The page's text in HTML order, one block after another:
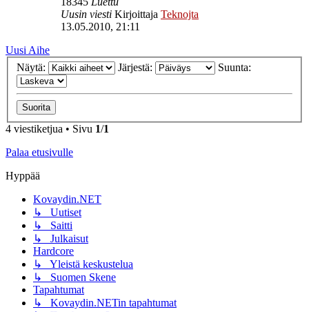
Uusin viesti Kirjoittaja Teknojta
13.05.2010, 21:11
Uusi Aihe
Näytä:
Järjestä: Suunta:
4 viestiketjua • Sivu 1/1
Palaa etusivulle
Hyppää
Kovaydin.NET
↳ Uutiset
↳ Saitti
↳ Julkaisut
Hardcore
↳ Yleistä keskustelua
↳ Suomen Skene
Tapahtumat
↳ Kovaydin.NETin tapahtumat